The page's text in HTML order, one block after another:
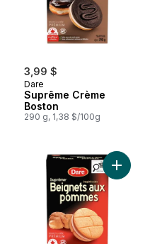
3,99 $
Dare
Suprême Crème
Boston
290 g, 1,38 $/100g
à l’arrow-root, conçus
Ajouter